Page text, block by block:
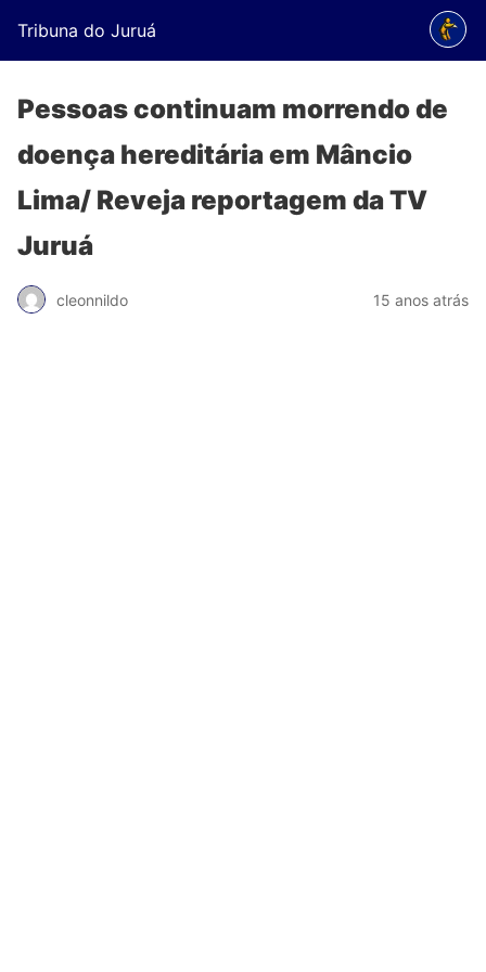
Tribuna do Juruá
Pessoas continuam morrendo de
doença hereditária em Mâncio
Lima/ Reveja reportagem da TV
Juruá
cleonnildo 15 anos atrás